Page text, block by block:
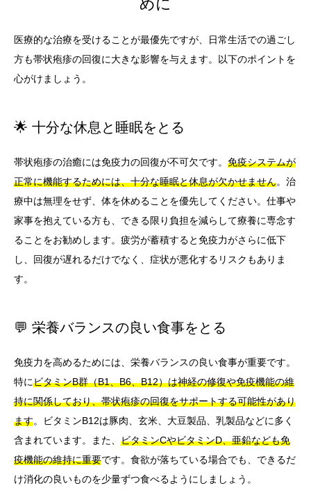
めに
医療的な治療を受けることが最優先ですが、日常生活での過ごし
方も帯状疱疹の回復に大きな影響を与えます。以下のポイントを
心がけましょう。
🌟 十分な休息と睡眠をとる
帯状疱疹の治癒には免疫力の回復が不可欠です。 免疫システムが
正常に機能するためには、十分な睡眠と休息が欠かせません。治
療中は無理をせず、体を休めることを優先してください。仕事や
家事を抱えている方も、できる限り負担を減らして療養に専念す
ることをお勧めします。疲労が蓄積すると免疫力がさらに低下
し、回復が遅れるだけでなく、症状が悪化するリスクもありま
す。
💬 栄養バランスの良い食事をとる
免疫力を高めるためには、栄養バランスの良い食事が重要です。
特にビタミンB群（B1、B6、B12）は神経の修復や免疫機能の維
持に関係しており、帯状疱疹の回復をサポートする可能性があり
ます。ビタミンB12は豚肉、玄米、大豆製品、乳製品などに多く
含まれています。また、 ビタミンCやビタミンD、亜鉛なども免
疫機能の維持に重要です。食欲が落ちている場合でも、できるだ
け消化の良いものを少量ずつ食べるようにしましょう。